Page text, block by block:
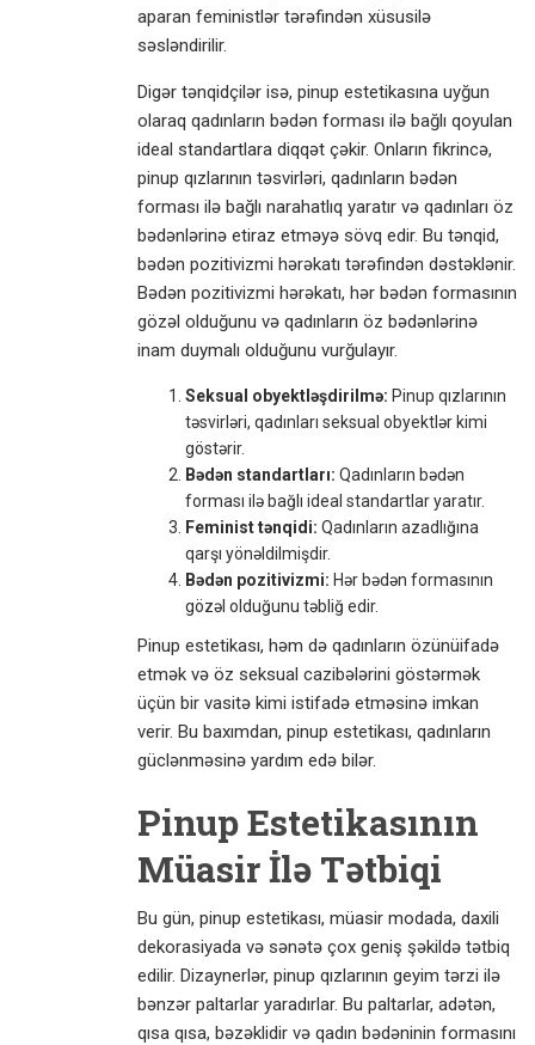
aparan feministlər tərəfindən xüsusilə
səsləndirilir.
Digər tənqidçilər isə, pinup estetikasına uyğun
olaraq qadınların bədən forması ilə bağlı qoyulan
ideal standartlara diqqət çəkir. Onların fikrincə,
pinup qızlarının təsvirləri, qadınların bədən
forması ilə bağlı narahatlıq yaratır və qadınları öz
bədənlərinə etiraz etməyə sövq edir. Bu tənqid,
bədən pozitivizmi hərəkatı tərəfindən dəstəklənir.
Bədən pozitivizmi hərəkatı, hər bədən formasının
gözəl olduğunu və qadınların öz bədənlərinə
inam duymalı olduğunu vurğulayır.
Seksual obyektləşdirilmə: Pinup qızlarının
təsvirləri, qadınları seksual obyektlər kimi
göstərir.
Bədən standartları: Qadınların bədən
forması ilə bağlı ideal standartlar yaratır.
Feminist tənqidi: Qadınların azadlığına
qarşı yönəldilmişdir.
Bədən pozitivizmi: Hər bədən formasının
gözəl olduğunu təbliğ edir.
Pinup estetikası, həm də qadınların özünüifadə
etmək və öz seksual cazibələrini göstərmək
üçün bir vasitə kimi istifadə etməsinə imkan
verir. Bu baxımdan, pinup estetikası, qadınların
güclənməsinə yardım edə bilər.
Pinup Estetikasının
Müasir İlə Tətbiqi
Bu gün, pinup estetikası, müasir modada, daxili
dekorasiyada və sənətə çox geniş şəkildə tətbiq
edilir. Dizaynerlər, pinup qızlarının geyim tərzi ilə
bənzər paltarlar yaradırlar. Bu paltarlar, adətən,
qısa qısa, bəzəklidir və qadın bədəninin formasını